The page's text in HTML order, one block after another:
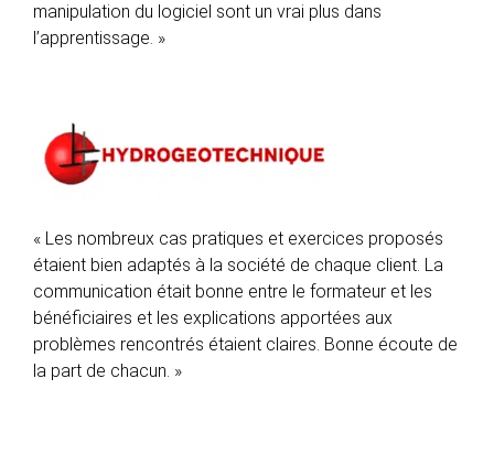
manipulation du logiciel sont un vrai plus dans
l’apprentissage. »
« Les nombreux cas pratiques et exercices proposés
étaient bien adaptés à la société de chaque client. La
communication était bonne entre le formateur et les
bénéficiaires et les explications apportées aux
problèmes rencontrés étaient claires. Bonne écoute de
la part de chacun. »